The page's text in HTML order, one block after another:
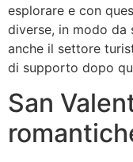
esplorare e con
diverse, in modo da
anche il settore
di supporto dopo
San